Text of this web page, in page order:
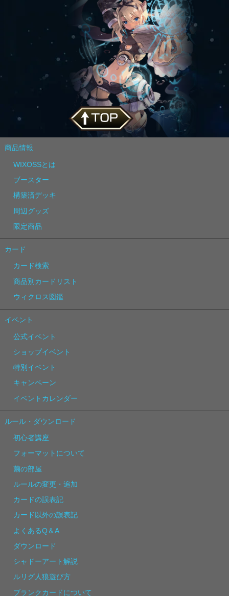
商品情報
WIXOSSとは
ブースター
構築済デッキ
周辺グッズ
限定商品
カード
カード検索
商品別カードリスト
ウィクロス図鑑
イベント
公式イベント
ショップイベント
特別イベント
キャンペーン
イベントカレンダー
ルール・ダウンロード
初心者講座
フォーマットについて
繭の部屋
ルールの変更・追加
カードの誤表記
カード以外の誤表記
よくあるQ＆A
ダウンロード
シャドーアート解説
ルリグ人狼遊び方
ブランクカードについて